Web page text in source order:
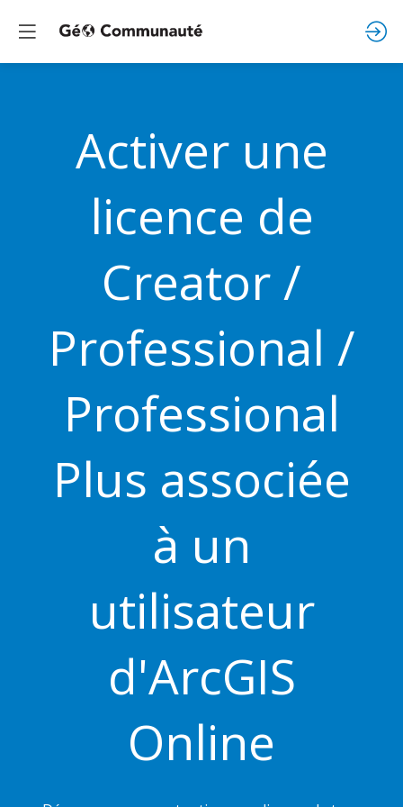
Activer une
licence de
Creator /
Professional /
Professional
Plus associée
à un
utilisateur
d'ArcGIS
Online